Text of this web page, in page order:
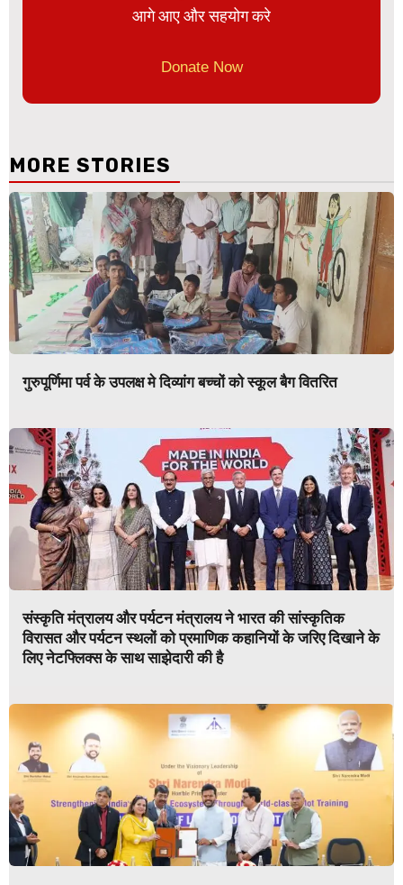
आगे आए और सहयोग करे
Donate Now
MORE STORIES
गुरुपूर्णिमा पर्व के उपलक्ष मे दिव्यांग बच्चों को स्कूल बैग वितरित
संस्कृति मंत्रालय और पर्यटन मंत्रालय ने भारत की सांस्कृतिक
विरासत और पर्यटन स्थलों को प्रमाणिक कहानियों के जरिए दिखाने के
लिए नेटफ्लिक्स के साथ साझेदारी की है